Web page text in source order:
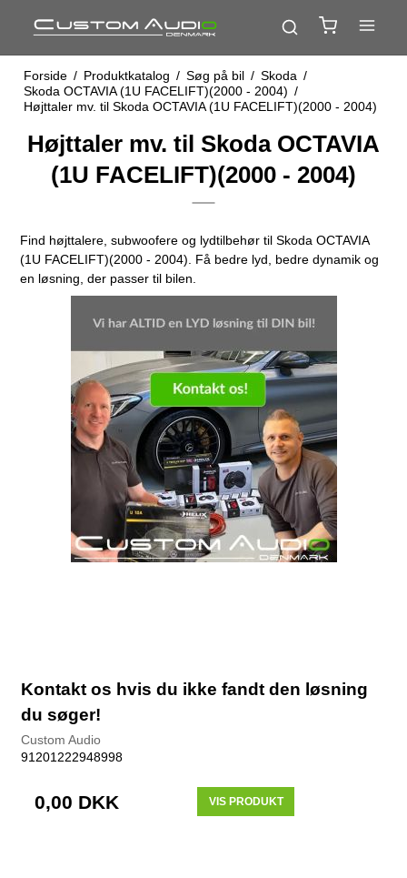
Forside / Produktkatalog / Søg på bil / Skoda /
Skoda OCTAVIA (1U FACELIFT)(2000 - 2004) /
Højttaler mv. til Skoda OCTAVIA (1U FACELIFT)(2000 - 2004)
Højttaler mv. til Skoda OCTAVIA
(1U FACELIFT)(2000 - 2004)
Find højttalere, subwoofere og lydtilbehør til Skoda OCTAVIA
(1U FACELIFT)(2000 - 2004). Få bedre lyd, bedre dynamik og
en løsning, der passer til bilen.
Kontakt os hvis du ikke fandt den løsning
du søger!
Custom Audio
91201222948998
0,00 DKK VIS PRODUKT